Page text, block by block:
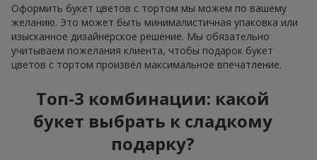
Оформить букет цветов с тортом мы можем по вашему
желанию. Это может быть минималистичная упаковка или
изысканное дизайнерское решение. Мы обязательно
учитываем пожелания клиента, чтобы подарок букет
цветов с тортом произвёл максимальное впечатление.
Топ-3 комбинации: какой
букет выбрать к сладкому
подарку?